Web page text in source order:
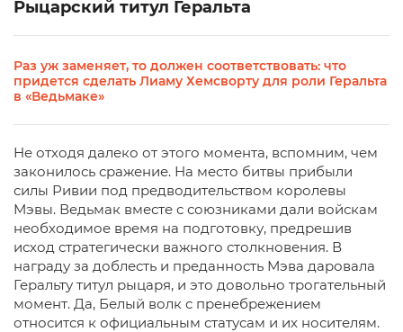
Рыцарский титул Геральта
Раз уж заменяет, то должен соответствовать: что
придется сделать Лиаму Хемсворту для роли Геральта
в «Ведьмаке»
Не отходя далеко от этого момента, вспомним, чем
законилось сражение. На место битвы прибыли
силы Ривии под предводительством королевы
Мэвы. Ведьмак вместе с союзниками дали войскам
необходимое время на подготовку, предрешив
исход стратегически важного столкновения. В
награду за доблесть и преданность Мэва даровала
Геральту титул рыцаря, и это довольно трогательный
момент. Да, Белый волк с пренебрежением
относится к официальным статусам и их носителям.